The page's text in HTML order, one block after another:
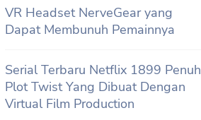
VR Headset NerveGear yang
Dapat Membunuh Pemainnya
Serial Terbaru Netflix 1899 Penuh
Plot Twist Yang Dibuat Dengan
Virtual Film Production